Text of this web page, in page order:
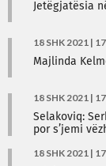
Jetëgjatësia
18 SHK 2021 |
Majlinda
18 SHK 2021 |
Selakoviq:
por s’jemi
18 SHK 2021 |